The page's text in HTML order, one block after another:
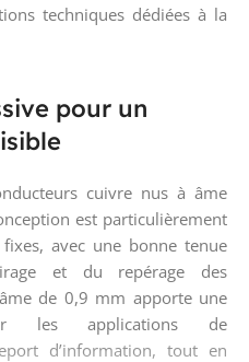
techniques dédiées à la
pour un
cuivre nus à âme
est particulièrement
avec une bonne tenue
et du repérage des
de 0,9 mm apporte une
les applications de
d’information, tout en